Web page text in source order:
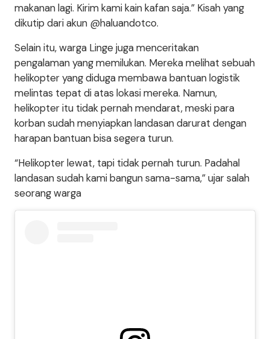
makanan lagi. Kirim kami kain kafan saja.” Kisah yang
dikutip dari akun @haluandotco.
Selain itu, warga Linge juga menceritakan
pengalaman yang memilukan. Mereka melihat sebuah
helikopter yang diduga membawa bantuan logistik
melintas tepat di atas lokasi mereka. Namun,
helikopter itu tidak pernah mendarat, meski para
korban sudah menyiapkan landasan darurat dengan
harapan bantuan bisa segera turun.
“Helikopter lewat, tapi tidak pernah turun. Padahal
landasan sudah kami bangun sama-sama,” ujar salah
seorang warga